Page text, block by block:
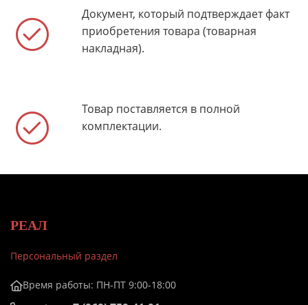
Документ, который подтверждает факт
приобретения товара (товарная
накладная).
Товар поставляется в полной
комплектации.
РЕАЛ
Персональный раздел
Время работы: ПН-ПТ 9:00-18:00